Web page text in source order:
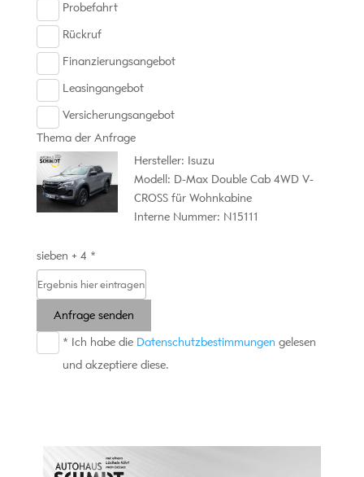
Probefahrt
Rückruf
Finanzierungsangebot
Leasingangebot
Versicherungsangebot
Thema der Anfrage
Hersteller: Isuzu
Modell: D-Max Double Cab 4WD V-
CROSS für Wohnkabine
Interne Nummer: N15111
sieben + 4 *
Anfrage senden
* Ich habe die Datenschutzbestimmungen gelesen
und akzeptiere diese.